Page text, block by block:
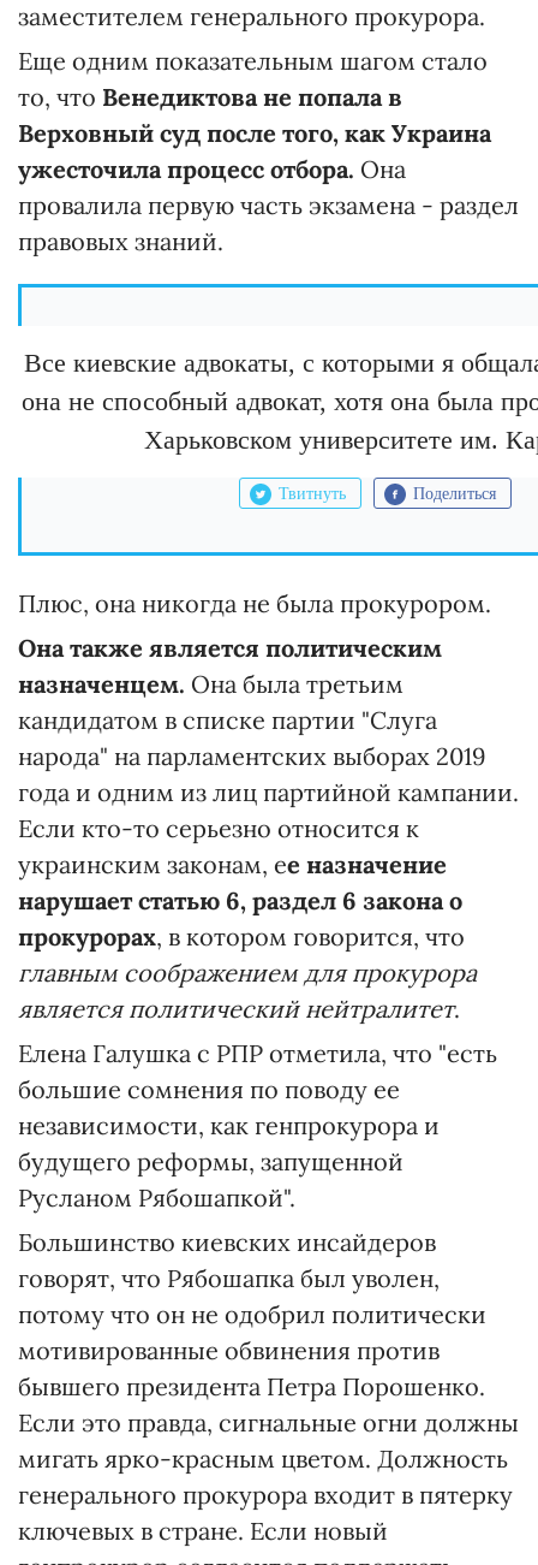
заместителем генерального прокурора.
Еще одним показательным шагом стало
то, что Венедиктова не попала в
Верховный суд после того, как Украина
ужесточила процесс отбора. Она
провалила первую часть экзамена - раздел
правовых знаний.
Все киевские адвокаты, с которыми я
она не способный адвокат, хотя она была
Харьковском университете им.
Твитнуть Поделиться
Плюс, она никогда не была прокурором.
Она также является политическим
назначенцем. Она была третьим
кандидатом в списке партии "Слуга
народа" на парламентских выборах 2019
года и одним из лиц партийной кампании.
Если кто-то серьезно относится к
украинским законам, ее назначение
нарушает статью 6, раздел 6 закона о
прокурорах, в котором говорится, что
главным соображением для прокурора
является политический нейтралитет.
Елена Галушка с РПР отметила, что "есть
большие сомнения по поводу ее
независимости, как генпрокурора и
будущего реформы, запущенной
Русланом Рябошапкой".
Большинство киевских инсайдеров
говорят, что Рябошапка был уволен,
потому что он не одобрил политически
мотивированные обвинения против
бывшего президента Петра Порошенко.
Если это правда, сигнальные огни должны
мигать ярко-красным цветом. Должность
генерального прокурора входит в пятерку
ключевых в стране. Если новый